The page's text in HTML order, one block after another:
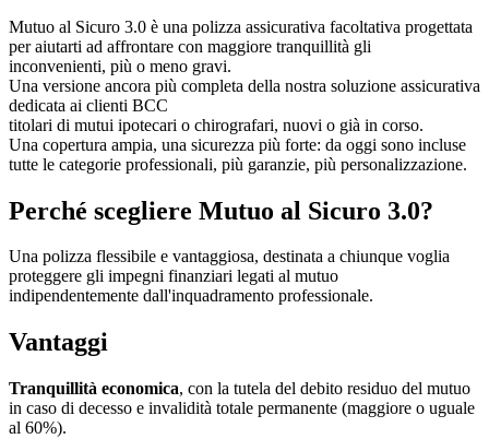
Mutuo al Sicuro 3.0 è una polizza assicurativa facoltativa progettata
per aiutarti ad affrontare con maggiore tranquillità gli
inconvenienti, più o meno gravi.
Una versione ancora più completa della nostra soluzione assicurativa
dedicata ai clienti BCC
titolari di mutui ipotecari o chirografari, nuovi o già in corso.
Una copertura ampia, una sicurezza più forte: da oggi sono incluse
tutte le categorie professionali, più garanzie, più personalizzazione.
Perché scegliere Mutuo al Sicuro 3.0?
Una polizza flessibile e vantaggiosa, destinata a chiunque voglia
proteggere gli impegni finanziari legati al mutuo
indipendentemente dall'inquadramento professionale.
Vantaggi
Tranquillità economica, con la tutela del debito residuo del mutuo
in caso di decesso e invalidità totale permanente (maggiore o uguale
al 60%).